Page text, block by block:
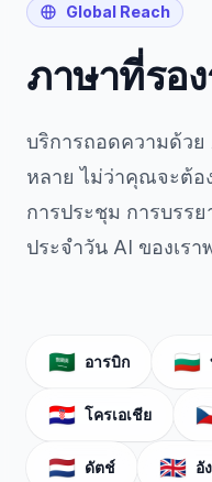
Global Reach
ภาษาที่รอ
บริการถอดความด้วย
หลาย ไม่ว่าคุณจะต้อ
การประชุม การบรร
ประจำวัน AI ของเร
🇸🇦 อารบิก 🇧🇬
🇭🇷 โครเอเชีย
🇳🇱 ดัตช์ 🇬🇧 อั